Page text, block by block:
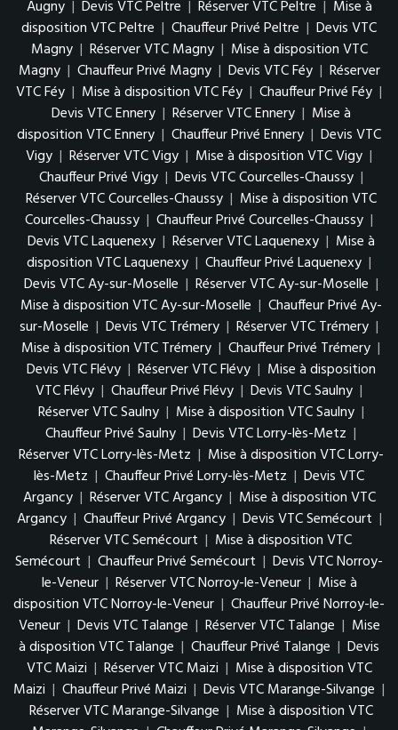
Augny | Devis VTC Peltre | Réserver VTC Peltre | Mise à
disposition VTC Peltre | Chauffeur Privé Peltre | Devis VTC
Magny | Réserver VTC Magny | Mise à disposition VTC
Magny | Chauffeur Privé Magny | Devis VTC Féy | Réserver
VTC Féy | Mise à disposition VTC Féy | Chauffeur Privé Féy |
Devis VTC Ennery | Réserver VTC Ennery | Mise à
disposition VTC Ennery | Chauffeur Privé Ennery | Devis VTC
Vigy | Réserver VTC Vigy | Mise à disposition VTC Vigy |
Chauffeur Privé Vigy | Devis VTC Courcelles-Chaussy |
Réserver VTC Courcelles-Chaussy | Mise à disposition VTC
Courcelles-Chaussy | Chauffeur Privé Courcelles-Chaussy |
Devis VTC Laquenexy | Réserver VTC Laquenexy | Mise à
disposition VTC Laquenexy | Chauffeur Privé Laquenexy |
Devis VTC Ay-sur-Moselle | Réserver VTC Ay-sur-Moselle |
Mise à disposition VTC Ay-sur-Moselle | Chauffeur Privé Ay-
sur-Moselle | Devis VTC Trémery | Réserver VTC Trémery |
Mise à disposition VTC Trémery | Chauffeur Privé Trémery |
Devis VTC Flévy | Réserver VTC Flévy | Mise à disposition
VTC Flévy | Chauffeur Privé Flévy | Devis VTC Saulny |
Réserver VTC Saulny | Mise à disposition VTC Saulny |
Chauffeur Privé Saulny | Devis VTC Lorry-lès-Metz |
Réserver VTC Lorry-lès-Metz | Mise à disposition VTC Lorry-
lès-Metz | Chauffeur Privé Lorry-lès-Metz | Devis VTC
Argancy | Réserver VTC Argancy | Mise à disposition VTC
Argancy | Chauffeur Privé Argancy | Devis VTC Semécourt |
Réserver VTC Semécourt | Mise à disposition VTC
Semécourt | Chauffeur Privé Semécourt | Devis VTC Norroy-
le-Veneur | Réserver VTC Norroy-le-Veneur | Mise à
disposition VTC Norroy-le-Veneur | Chauffeur Privé Norroy-le-
Veneur | Devis VTC Talange | Réserver VTC Talange | Mise
à disposition VTC Talange | Chauffeur Privé Talange | Devis
VTC Maizi | Réserver VTC Maizi | Mise à disposition VTC
Maizi | Chauffeur Privé Maizi | Devis VTC Marange-Silvange |
Réserver VTC Marange-Silvange | Mise à disposition VTC